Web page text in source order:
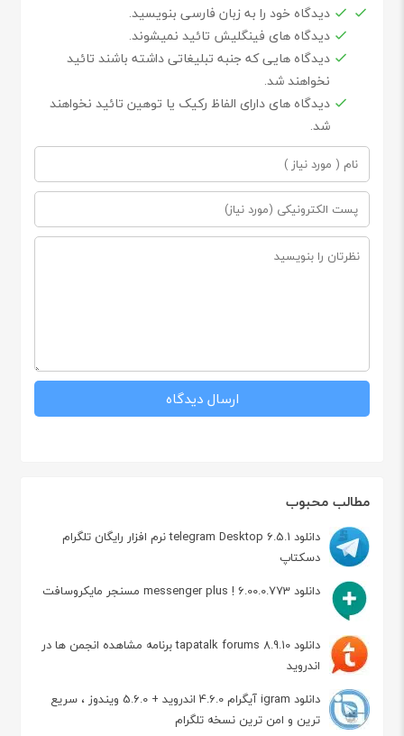
مطالب محبوب
دانلود telegram Desktop 6.5.1 نرم افزار رایگان تلگرام
دسکتاپ
دانلود messenger plus ! 6.00.0.773 مسنجر مایکروسافت
دانلود tapatalk forums 8.9.10 برنامه مشاهده انجمن ها در
اندروید
دانلود igram آیگرام 4.6.0 اندروید + 5.6.0 ویندوز ، سریع
ترین و امن ترین نسخه تلگرام
دیدگاه خود را به زبان فارسی بنویسید.
دیدگاه های فینگلیش تائید نمیشوند.
دیدگاه هایی که جنبه تبلیغاتی داشته باشند تائید
نخواهند شد.
دیدگاه های دارای الفاظ رکیک یا توهین تائید نخواهند
شد.